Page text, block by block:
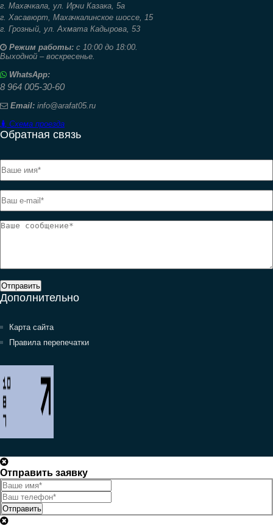
г. Махачкала, ул. Ирчи Казака, 5а
г. Хасавюрт, Махачкалинское шоссе, 15
г. Грозный, ул. Ахмата Кадырова, 53
Режим работы: с 10:00 до 18:00.
Выходной – воскресенье.
WhatsApp:
8 964 005-30-60
Email: info@arafat05.ru
Схема проезда
Обратная связь
Отправить
Дополнительно
Карта сайта
Правила перепечатки
Отправить заявку
Отправить